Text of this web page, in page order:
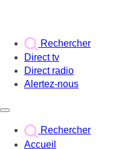
Rechercher
Direct tv
Direct radio
Alertez-nous
Rechercher
Accueil